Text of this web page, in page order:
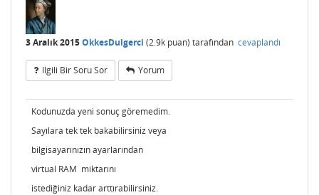
3 Aralık 2015OkkesDulgerci (2.9k puan) tarafından cevaplandı
Ilgili Bir Soru Sor Yorum
Kodunuzda yeni sonuç göremedim.
Sayılara tek tek bakabilirsiniz veya
bilgisayarınızın ayarlarından
virtual RAM miktarını
istediğiniz kadar arttırabilirsiniz.